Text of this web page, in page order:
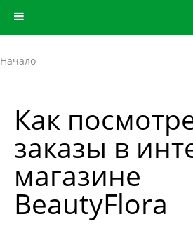
Начало
Как
заказы в
магазине
BeautyFlora